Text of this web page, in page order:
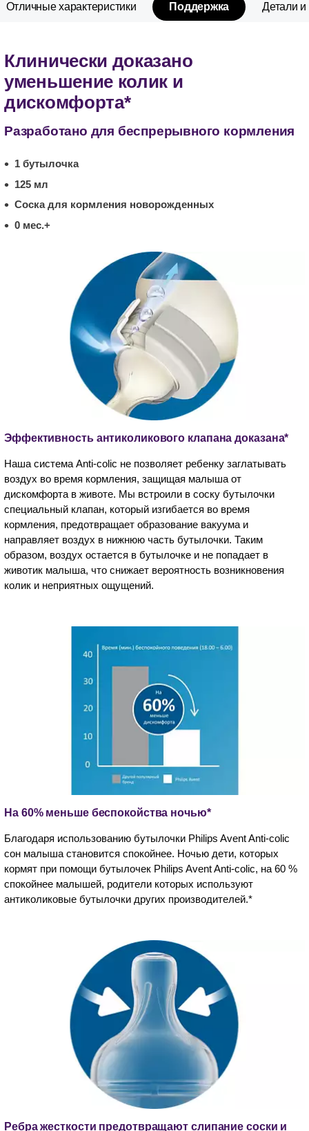
Отличные характеристики Поддержка Детали и
Клинически доказано
уменьшение колик и
дискомфорта*
Разработано для беспрерывного кормления
1 бутылочка
125 мл
Соска для кормления новорожденных
0 мес.+
Эффективность антиколикового клапана доказана*
Наша система Anti-colic не позволяет ребенку заглатывать
воздух во время кормления, защищая малыша от
дискомфорта в животе. Мы встроили в соску бутылочки
специальный клапан, который изгибается во время
кормления, предотвращает образование вакуума и
направляет воздух в нижнюю часть бутылочки. Таким
образом, воздух остается в бутылочке и не попадает в
животик малыша, что снижает вероятность возникновения
колик и неприятных ощущений.
На 60% меньше беспокойства ночью*
Благодаря использованию бутылочки Philips Avent Anti-colic
сон малыша становится спокойнее. Ночью дети, которых
кормят при помощи бутылочек Philips Avent Anti-colic, на 60 %
спокойнее малышей, родители которых используют
антиколиковые бутылочки других производителей.*
Ребра жесткости предотвращают слипание соски и